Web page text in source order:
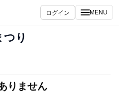
ログイン MENU
り
りません